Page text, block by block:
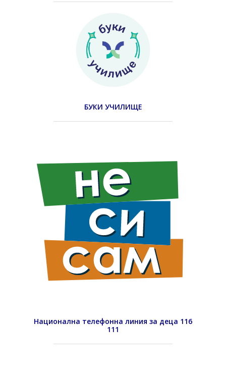
БУКИ УЧИЛИЩЕ
Национална телефонна линия за деца 116
111